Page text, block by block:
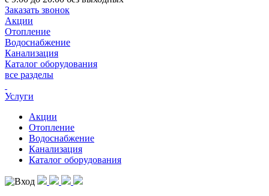
Заказать звонок
Акции
Отопление
Водоснабжение
Канализация
Каталог оборудования
все разделы
Услуги
Акции
Отопление
Водоснабжение
Канализация
Каталог оборудования